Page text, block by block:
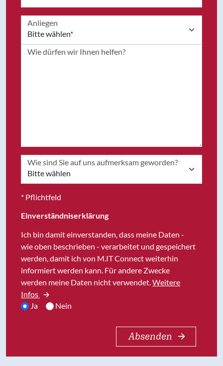
Anliegen
Wie dürfen wir Ihnen helfen?
Wie sind Sie auf uns aufmerksam geworden?
* Pflichtfeld
Einverständniserklärung
Ich bin damit einverstanden, dass meine Daten -
wie oben beschrieben - verarbeitet und gespeichert
werden, damit ich von M.IT Connect weiterhin
informiert werden kann. Für andere Zwecke
werden meine Daten nicht verwendet.Weitere
Infos
Ja
Nein
Absenden